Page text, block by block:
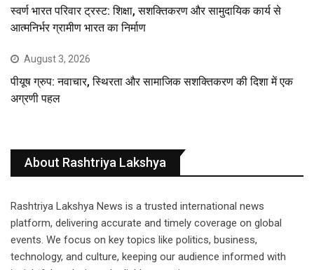
स्वर्ण भारत परिवार ट्रस्ट: शिक्षा, सशक्तिकरण और सामुदायिक कार्य से
आत्मनिर्भर ग्रामीण भारत का निर्माण
August 3, 2026
पीयूष ग्रुप: नवाचार, स्थिरता और सामाजिक सशक्तिकरण की दिशा में एक
अग्रणी पहल
About Rashtriya Lakshya
Rashtriya Lakshya News is a trusted international news
platform, delivering accurate and timely coverage on global
events. We focus on key topics like politics, business,
technology, and culture, keeping our audience informed with